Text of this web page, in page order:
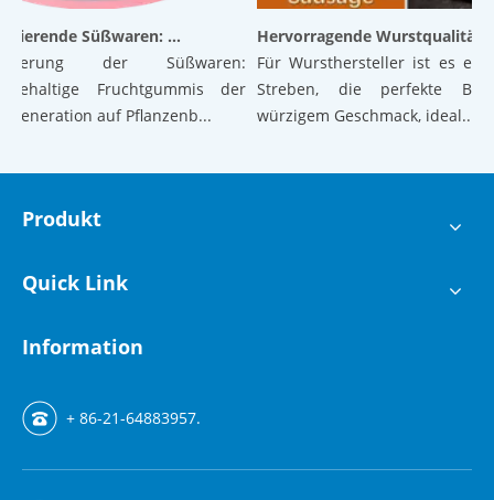
Revolutionierende Süßwaren: Luftige Gummibärchen der nächsten Generation auf pflanzlicher Basis mit hervorragender Textur und Stabilität
der Süßwaren:
Fruchtgummis der
auf Pflanzenb...
Für Wursthersteller ist es ein
Streben, die perfekte
würzigem Geschmack, ideal...
Produkt
Quick Link
Information
+ 86-21-64883957.